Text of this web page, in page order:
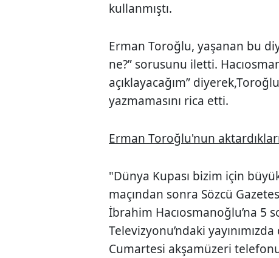
kullanmıştı.
Erman Toroğlu, yaşanan bu
ne?” sorusunu iletti.
açıklayacağım”
yazmamasını rica etti.
Erman Toroğlu'nun
"Dünya Kupası bizim için
maçından sonra Sözcü
İbrahim Hacıosmanoğlu’na 5
Televizyonu’ndaki
Cumartesi akşamüzeri